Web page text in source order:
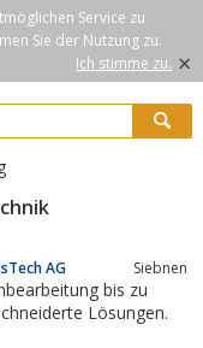
Service zu
Sie der Nutzung zu.
Ich stimme zu. ×
AG Siebnen
bis zu
Lösungen.